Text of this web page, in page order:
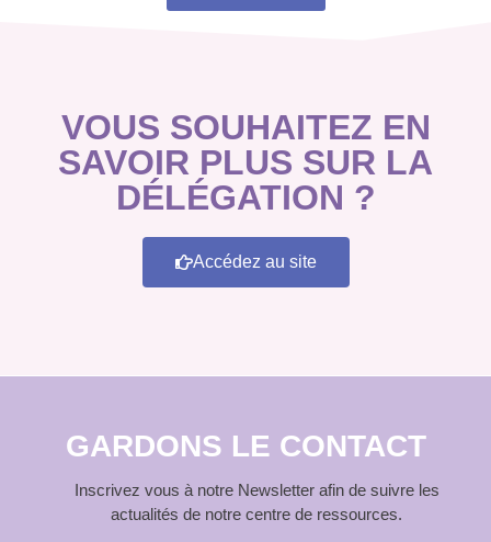
VOUS SOUHAITEZ EN
SAVOIR PLUS SUR LA
DÉLÉGATION ?
Accédez au site
GARDONS LE CONTACT
Inscrivez vous à notre Newsletter afin de suivre les
actualités de notre centre de ressources.